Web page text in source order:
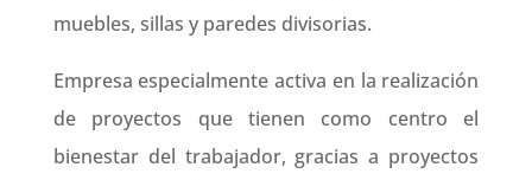
muebles, sillas y paredes divisorias.
Empresa especialmente activa en la realización
de proyectos que tienen como centro el
bienestar del trabajador, gracias a proyectos